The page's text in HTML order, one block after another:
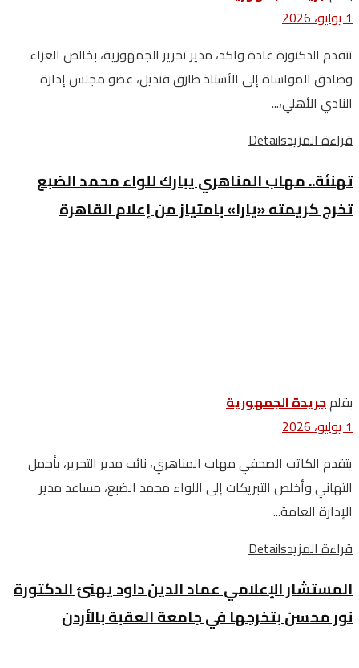
1 يوليو، 2026
تتقدم الدكتورة غادة واكد، مدير تحرير الجمهورية، بخالص العزاء
وصادق المواساة إلى الأستاذ طارق قنديل، عضو مجلس إدارة
النادي الأهلي،...
قراءة المزيدDetails
تهنئة.. مهاب المناهري يبارك للواء محمد الضبع
تخرج كريمته «يارا» بامتياز من إعلام القاهرة
بقلمجريدة الجمهورية
1 يوليو، 2026
يتقدم الكاتب الصحفي مهاب المناهري، نائب مدير التحرير، بأجمل
التهاني وأخلص التبريكات إلى اللواء محمد الضبع، مساعد مدير
الإدارة العامة...
قراءة المزيدDetails
المستشار الإعلامي عماد الدين داود يهنئ الدكتورة
نور محسن بتخرجها في جامعة العقبة بالأردن